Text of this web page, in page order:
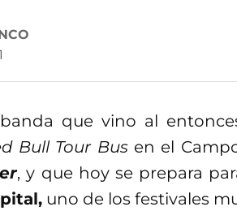
que vino al
Bull Tour Busen el
, y que hoy se prepara
uno de los festivales